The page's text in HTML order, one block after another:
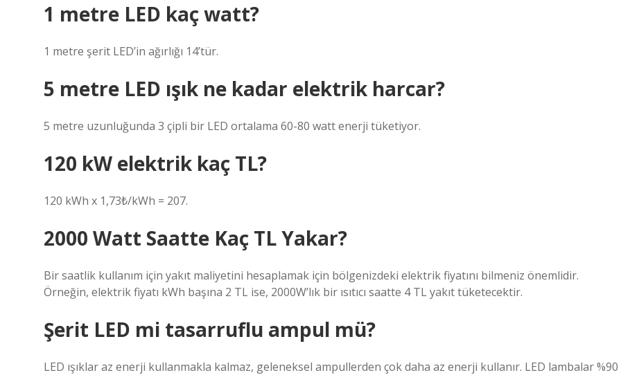
1 metre LED kaç watt?
1 metre şerit LED’in ağırlığı 14’tür.
5 metre LED ışık ne kadar elektrik harcar?
5 metre uzunluğunda 3 çipli bir LED ortalama 60-80 watt enerji tüketiyor.
120 kW elektrik kaç TL?
120 kWh x 1,73₺/kWh = 207.
2000 Watt Saatte Kaç TL Yakar?
Bir saatlik kullanım için yakıt maliyetini hesaplamak için bölgenizdeki elektrik fiyatını bilmeniz önemlidir.
Örneğin, elektrik fiyatı kWh başına 2 TL ise, 2000W’lık bir ısıtıcı saatte 4 TL yakıt tüketecektir.
Şerit LED mi tasarruflu ampul mü?
LED ışıklar az enerji kullanmakla kalmaz, geleneksel ampullerden çok daha az enerji kullanır. LED lambalar %90